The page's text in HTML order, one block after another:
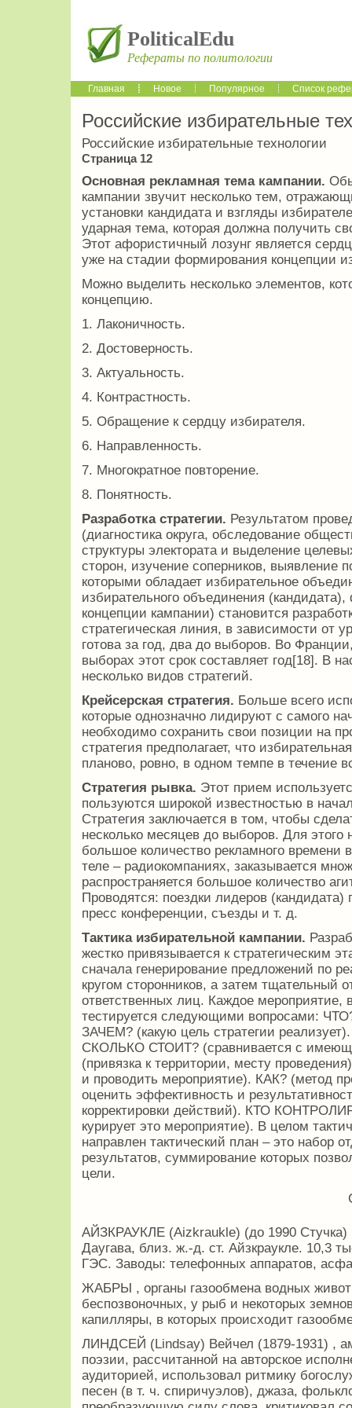
PoliticalEdu
Рефераты по политологии
Главная Новое Популярное Список
Российские избирательные
Российские избирательные технологии
Страница 12
Основная рекламная тема кампании.
кампании звучит несколько тем,
установки кандидата и взгляды
ударная тема, которая должна получить
Этот афористичный лозунг является
уже на стадии формирования концепции
Можно выделить несколько элементов,
концепцию.
1. Лаконичность.
2. Достоверность.
3. Актуальность.
4. Контрастность.
5. Обращение к сердцу избирателя.
6. Направленность.
7. Многократное повторение.
8. Понятность.
Разработка стратегии. Результатом
(диагностика округа, обследование
структуры электората и выделение
сторон, изучение соперников, выявление
которыми обладает избирательное
избирательного объединения
концепции кампании) становится
стратегическая линия, в зависимости от
готова за год, два до выборов. Во
выборах этот срок составляет год[18]. В
несколько видов стратегий.
Крейсерская стратегия. Больше всего
которые однозначно лидируют с самого
необходимо сохранить свои позиции на
стратегия предполагает, что
планово, ровно, в одном темпе в течение
Стратегия рывка. Этот прием
пользуются широкой известностью в
Стратегия заключается в том, чтобы
несколько месяцев до выборов. Для этого
большое количество рекламного времени
теле – радиокомпаниях, заказывается
распространяется большое количество
Проводятся: поездки лидеров (кандидата)
пресс конференции, съезды и т. д.
Тактика избирательной кампании.
жестко привязывается к стратегическим
сначала генерирование предложений по
кругом сторонников, а затем тщательный
ответственных лиц. Каждое мероприятие,
тестируется следующими вопросами:
ЗАЧЕМ? (какую цель стратегии
СКОЛЬКО СТОИТ? (сравнивается с
(привязка к территории, месту
и проводить мероприятие). КАК? (метод
оценить эффективность и
корректировки действий). КТО
курирует это мероприятие). В целом
направлен тактический план – это набор
результатов, суммирование которых
цели.
АЙЗКРАУКЛЕ (Aizkraukle) (до 1990 Стучка)
Даугава, близ. ж.-д. ст. Айзкраукле. 10,3
ГЭС. Заводы: телефонных аппаратов,
ЖАБРЫ , органы газообмена водных
беспозвоночных, у рыб и некоторых
капилляры, в которых происходит
ЛИНДСЕЙ (Lindsay) Вейчел (1879-1931) ,
поэзии, рассчитанной на авторское
аудиторией, использовал ритмику
песен (в т. ч. спиричуэлов), джаза,